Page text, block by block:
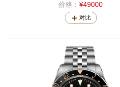
价格： ¥49000
对比